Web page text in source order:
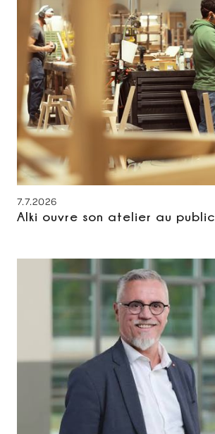
7.7.2026
Alki ouvre son atelier au public